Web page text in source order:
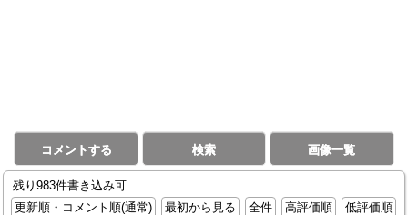
コメントする 検索 画像一覧
残り983件書き込み可
更新順・コメント順(通常)
最初から見る 全件 高評価順
低評価順